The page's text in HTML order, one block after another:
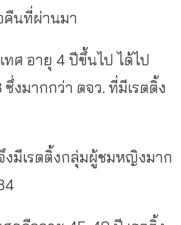
คืนที่ผ่านมา
ทศ อายุ 4 ปีขึ้นไป ได้ไป
งมากกว่า ตจว. ที่มีเรตติ้ง
มีเรตติ้งกลุ่มผู้ชมหญิงมาก